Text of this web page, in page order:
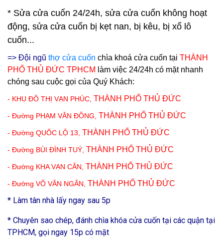
* Sửa cửa cuốn 24/24h, sửa cửa cuốn không hoạt
động, sửa cửa cuốn bị kẹt nan, bị kêu, bị xổ lô
cuốn...
=> Đội ngũ thợ cửa cuốn chìa khoá cửa cuốn tại THÀNH
PHỐ THỦ ĐỨC TPHCM làm việc 24/24h có mặt nhanh
chóng sau cuộc gọi của Quý Khách:
- KHU ĐÔ THỊ VẠN PHÚC, THÀNH PHỐ THỦ ĐỨC
- Đường PHẠM VĂN ĐỒNG, THÀNH PHỐ THỦ ĐỨC
- Đường QUỐC LỘ 13, THÀNH PHỐ THỦ ĐỨC
- Đường BÙI ĐÌNH TUÝ, THÀNH PHỐ THỦ ĐỨC
- Đường KHA VẠN CÂN, THÀNH PHỐ THỦ ĐỨC
- Đường VÕ VĂN NGÂN, THÀNH PHỐ THỦ ĐỨC
* Làm tân nhà lấy ngay sau 5p
* Chuyên sao chép, đánh chìa khóa cửa cuốn tại các quận tại
TPHCM, gọi ngay 15p có mặt